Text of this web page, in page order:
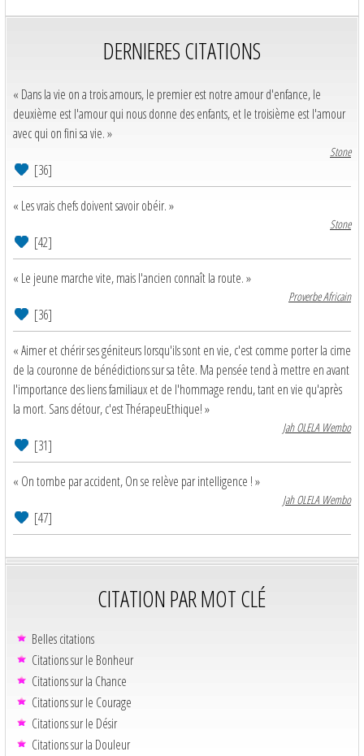
DERNIERES CITATIONS
« Dans la vie on a trois amours, le premier est notre amour d'enfance, le
deuxième est l'amour qui nous donne des enfants, et le troisième est l'amour
avec qui on fini sa vie. »
Stone
[36]
« Les vrais chefs doivent savoir obéir. »
Stone
[42]
« Le jeune marche vite, mais l'ancien connaît la route. »
Proverbe Africain
[36]
« Aimer et chérir ses géniteurs lorsqu'ils sont en vie, c'est comme porter la cime
de la couronne de bénédictions sur sa tête. Ma pensée tend à mettre en avant
l'importance des liens familiaux et de l'hommage rendu, tant en vie qu'après
la mort. Sans détour, c'est ThérapeuEthique! »
Jah OLELA Wembo
[31]
« On tombe par accident, On se relève par intelligence ! »
Jah OLELA Wembo
[47]
CITATION PAR MOT CLÉ
Belles citations
Citations sur le Bonheur
Citations sur la Chance
Citations sur le Courage
Citations sur le Désir
Citations sur la Douleur